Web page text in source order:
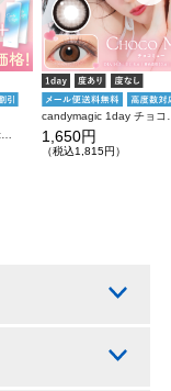
1,650円
（税込1,815円）